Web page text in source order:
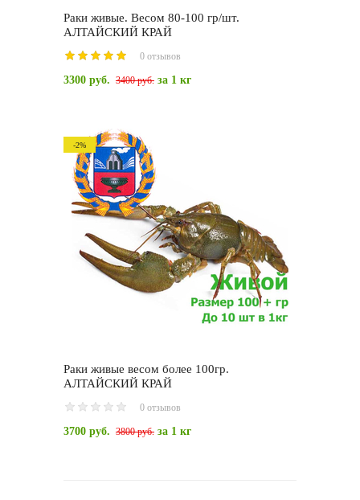
Раки живые. Весом 80-100 гр/шт.
АЛТАЙСКИЙ КРАЙ
0 отзывов
3300 руб. 3400 руб. за 1 кг
-2%
Раки живые весом более 100гр.
АЛТАЙСКИЙ КРАЙ
0 отзывов
3700 руб. 3800 руб. за 1 кг